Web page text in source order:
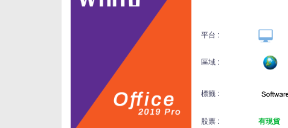
平台 :
區域 :
標籤 :
股票 : 有現貨